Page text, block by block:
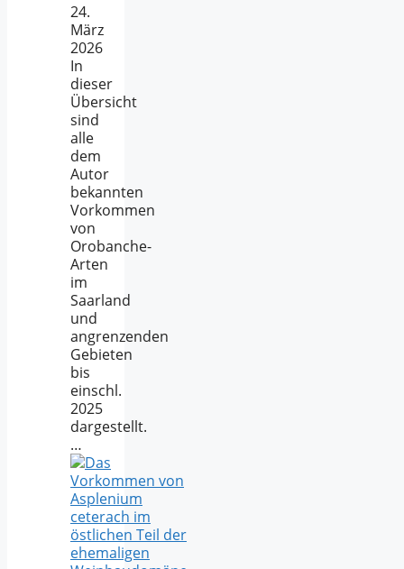
24.
März
2026
In
dieser
Übersicht
sind
alle
dem
Autor
bekannten
Vorkommen
von
Orobanche-
Arten
im
Saarland
und
angrenzenden
Gebieten
bis
einschl.
2025
dargestellt.
…